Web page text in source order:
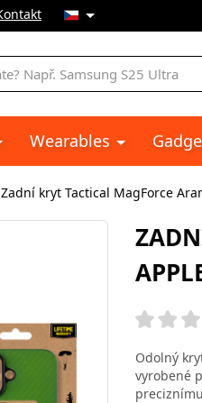
Wearables
Zadní kryt Tactical MagForce
Odolný
vyrobené